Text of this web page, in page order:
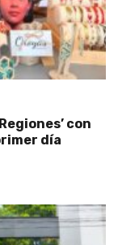
con
día